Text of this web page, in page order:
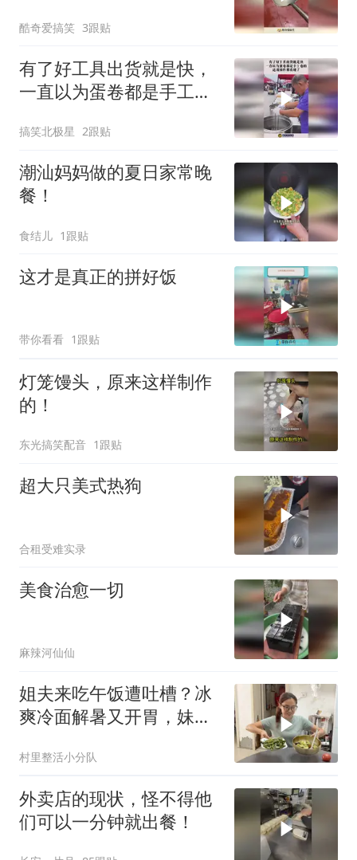
酷奇爱搞笑 3跟贴
有了好工具出货就是快，
一直以为蛋卷都是手工卷
搞笑北极星 2跟贴
潮汕妈妈做的夏日家常晚
餐！
食结儿 1跟贴
这才是真正的拼好饭
带你看看 1跟贴
灯笼馒头，原来这样制作
的！
东光搞笑配音 1跟贴
超大只美式热狗
合租受难实录
美食治愈一切
麻辣河仙仙
姐夫来吃午饭遭吐槽？冰
爽冷面解暑又开胃，妹妹
村里整活小分队
外卖店的现状，怪不得他
们可以一分钟就出餐！